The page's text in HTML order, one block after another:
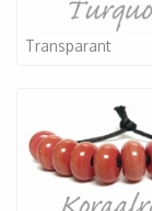
Transparant